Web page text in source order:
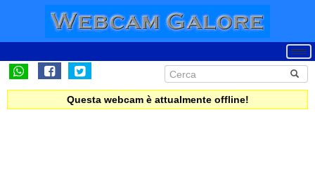
Questa webcam è attualmente offline!